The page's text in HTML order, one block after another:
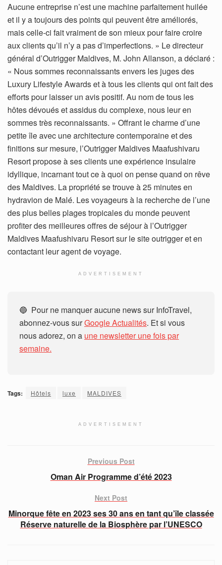
Aucune entreprise n’est une machine parfaitement huilée
et il y a toujours des points qui peuvent être améliorés,
mais celle-ci fait vraiment de son mieux pour faire croire
aux clients qu’il n’y a pas d’imperfections. » Le directeur
général d’Outrigger Maldives, M. John Allanson, a déclaré :
« Nous sommes reconnaissants envers les juges des
Luxury Lifestyle Awards et à tous les clients qui ont fait des
efforts pour laisser un avis positif. Au nom de tous les
hôtes dévoués et assidus du complexe, nous leur en
sommes très reconnaissants. » Offrant le charme d’une
petite île avec une architecture contemporaine et des
finitions sur mesure, l’Outrigger Maldives Maafushivaru
Resort propose à ses clients une expérience insulaire
idyllique, incarnant tout ce à quoi on pense quand on rêve
des Maldives. La propriété se trouve à 25 minutes en
hydravion de Malé. Les voyageurs à la recherche de l’une
des plus belles plages tropicales du monde peuvent
profiter des meilleures offres de séjour à l’Outrigger
Maldives Maafushivaru Resort sur le site outrigger et en
contactant leur agent de voyage.
ADVERTISEMENT
🔵 Pour ne manquer aucune news sur InfoTravel,
abonnez-vous surGoogle Actualités. Et si vous
nous adorez, on a une newsletter une fois par
semaine.
Tags: Hôtels luxe MALDIVES
ADVERTISEMENT
Previous Post
Oman Air Programme d’été 2023
Next Post
Minorque fête en 2023 ses 30 ans en tant qu’île classée
Réserve naturelle de la Biosphère par l’UNESCO